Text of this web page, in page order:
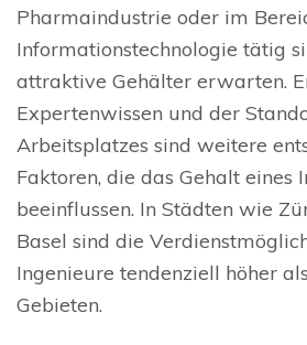
Pharmaindustrie oder im
Informationstechnologie tätig
attraktive Gehälter erwarten.
Expertenwissen und der
Arbeitsplatzes sind weitere
Faktoren, die das Gehalt eines
beeinflussen. In Städten wie
Basel sind die
Ingenieure tendenziell höher
Gebieten.